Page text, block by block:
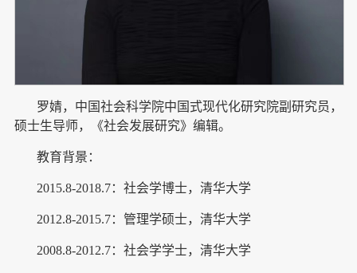
罗婧，中国社会科学院中国式现代化研究院副研究员，
硕士生导师，《社会发展研究》编辑。
教育背景：
2015.8-2018.7：社会学博士，清华大学
2012.8-2015.7：管理学硕士，清华大学
2008.8-2012.7：社会学学士，清华大学